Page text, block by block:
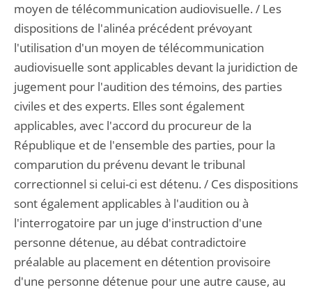
moyen de télécommunication audiovisuelle. / Les
dispositions de l'alinéa précédent prévoyant
l'utilisation d'un moyen de télécommunication
audiovisuelle sont applicables devant la juridiction de
jugement pour l'audition des témoins, des parties
civiles et des experts. Elles sont également
applicables, avec l'accord du procureur de la
République et de l'ensemble des parties, pour la
comparution du prévenu devant le tribunal
correctionnel si celui-ci est détenu. / Ces dispositions
sont également applicables à l'audition ou à
l'interrogatoire par un juge d'instruction d'une
personne détenue, au débat contradictoire
préalable au placement en détention provisoire
d'une personne détenue pour une autre cause, au